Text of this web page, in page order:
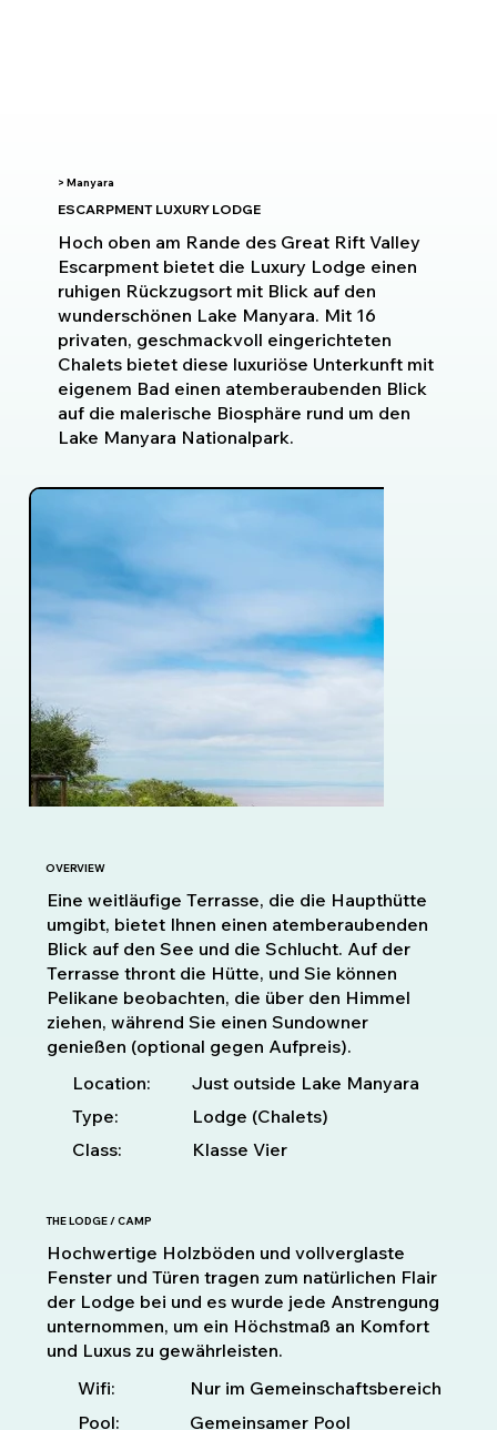
> Manyara
ESCARPMENT LUXURY LODGE
Hoch oben am Rande des Great Rift Valley
Escarpment bietet die Luxury Lodge einen
ruhigen Rückzugsort mit Blick auf den
wunderschönen Lake Manyara. Mit 16
privaten, geschmackvoll eingerichteten
Chalets bietet diese luxuriöse Unterkunft mit
eigenem Bad einen atemberaubenden Blick
auf die malerische Biosphäre rund um den
Lake Manyara Nationalpark.
OVERVIEW
Eine weitläufige Terrasse, die die Haupthütte
umgibt, bietet Ihnen einen atemberaubenden
Blick auf den See und die Schlucht. Auf der
Terrasse thront die Hütte, und Sie können
Pelikane beobachten, die über den Himmel
ziehen, während Sie einen Sundowner
genießen (optional gegen Aufpreis).
Location:
Just outside Lake Manyara
Type:
Lodge (Chalets)
Class:
Klasse Vier
THE LODGE / CAMP
Hochwertige Holzböden und vollverglaste
Fenster und Türen tragen zum natürlichen Flair
der Lodge bei und es wurde jede Anstrengung
unternommen, um ein Höchstmaß an Komfort
und Luxus zu gewährleisten.
Wifi:
Nur im Gemeinschaftsbereich
Pool:
Gemeinsamer Pool